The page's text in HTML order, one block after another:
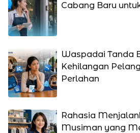
Cabang Baru
Waspadai Tanda
Kehilangan
Perlahan
Rahasia
Musiman yang